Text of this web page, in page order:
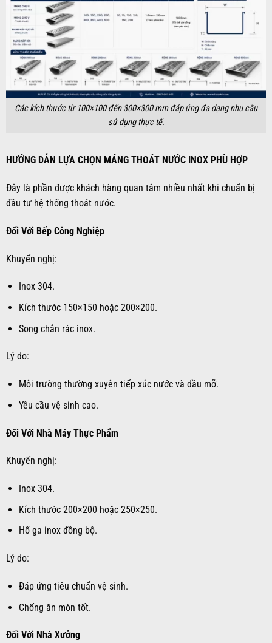
Các kích thước từ 100×100 đến 300×300 mm đáp ứng đa dạng nhu cầu
sử dụng thực tế.
HƯỚNG DẪN LỰA CHỌN MÁNG THOÁT NƯỚC INOX PHÙ HỢP
Đây là phần được khách hàng quan tâm nhiều nhất khi chuẩn bị
đầu tư hệ thống thoát nước.
Đối Với Bếp Công Nghiệp
Khuyến nghị:
Inox 304.
Kích thước 150×150 hoặc 200×200.
Song chắn rác inox.
Lý do:
Môi trường thường xuyên tiếp xúc nước và dầu mỡ.
Yêu cầu vệ sinh cao.
Đối Với Nhà Máy Thực Phẩm
Khuyến nghị:
Inox 304.
Kích thước 200×200 hoặc 250×250.
Hố ga inox đồng bộ.
Lý do:
Đáp ứng tiêu chuẩn vệ sinh.
Chống ăn mòn tốt.
Đối Với Nhà Xưởng